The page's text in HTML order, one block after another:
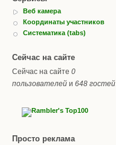
Веб камера
Координаты участников
Систематика (tabs)
Сейчас на сайте
Сейчас на сайте 0
пользователей и 648 гостей
Просто реклама